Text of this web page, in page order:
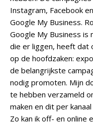
Instagram, Facebook
Google My Business.
Google My Business
die er liggen, heeft dat
op de hoofdzaken:
de belangrijkste
nodig promoten. Mijn
te hebben verzameld
maken en dit per
Zo kan ik off- en online